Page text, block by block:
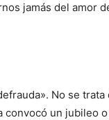
jamás del amor
No se
convocó un jubileo